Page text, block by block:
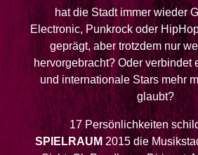
hat die Stadt immer wieder
Electronic, Punkrock oder
geprägt, aber trotzdem nur
hervorgebracht? Oder verbindet
und internationale Stars mehr
glaubt?
17 Persönlichkeiten
SPIELRAUM2015 die